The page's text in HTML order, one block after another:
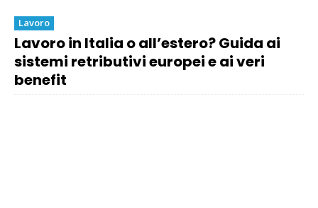
Lavoro
Lavoro in Italia o all’estero? Guida ai
sistemi retributivi europei e ai veri
benefit